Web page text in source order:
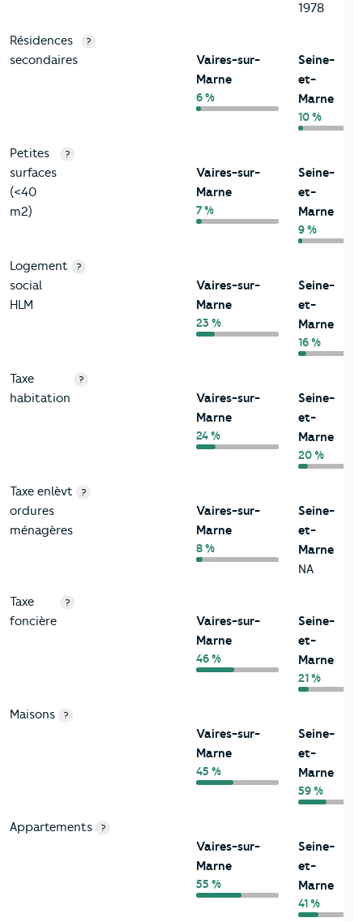
1978
Résidences
secondaires
?
Vaires-sur-
Marne
6 %
Seine-
et-
Marne
10 %
Petites
surfaces
(<40
m2)
?
Vaires-sur-
Marne
7 %
Seine-
et-
Marne
9 %
Logement
social
HLM
?
Vaires-sur-
Marne
23 %
Seine-
et-
Marne
16 %
Taxe
habitation
?
Vaires-sur-
Marne
24 %
Seine-
et-
Marne
20 %
Taxe enlèvt
ordures
ménagères
?
Vaires-sur-
Marne
8 %
Seine-
et-
Marne
NA
Taxe
foncière
?
Vaires-sur-
Marne
46 %
Seine-
et-
Marne
21 %
Maisons ?
Vaires-sur-
Marne
45 %
Seine-
et-
Marne
59 %
Appartements ?
Vaires-sur-
Marne
55 %
Seine-
et-
Marne
41 %